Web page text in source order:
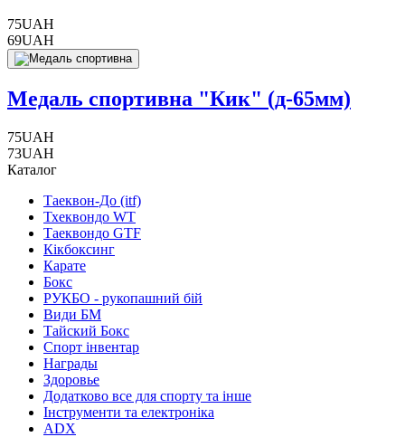
75UAH
69UAH
Медаль спортивна "Кик" (д-65мм)
75UAH
73UAH
Каталог
Таеквон-До (itf)
Тхеквондо WT
Таеквондо GTF
Кікбоксинг
Карате
Бокс
РУКБО - рукопашний бій
Види БМ
Тайский Бокс
Спорт інвентар
Награды
Здоровье
Додатково все для спорту та інше
Інструменти та електроніка
ADX